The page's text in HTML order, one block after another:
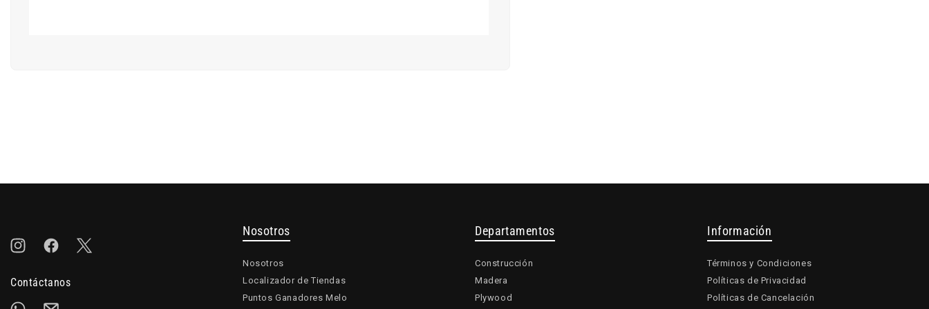
InstagramFacebookTwitter
Contáctanos
Nosotros
Nosotros
Localizador de Tiendas
Puntos Ganadores Melo
Departamentos
Construcción
Madera
Plywood
Información
Términos y Condiciones
Políticas de Privacidad
Políticas de Cancelación